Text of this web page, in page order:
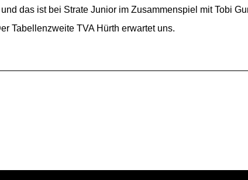
das ist bei Strate Junior im Zusammenspiel mit Tobi
Tabellenzweite TVA Hürth erwartet uns.